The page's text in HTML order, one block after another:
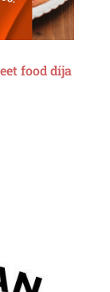
food díja